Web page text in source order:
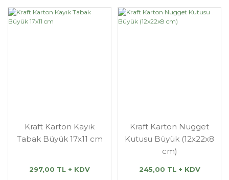
Kraft Karton Kayık
Tabak Büyük 17x11 cm
297,00 TL + KDV
Kraft Karton Nugget
Kutusu Büyük (12x22x8
cm)
245,00 TL + KDV